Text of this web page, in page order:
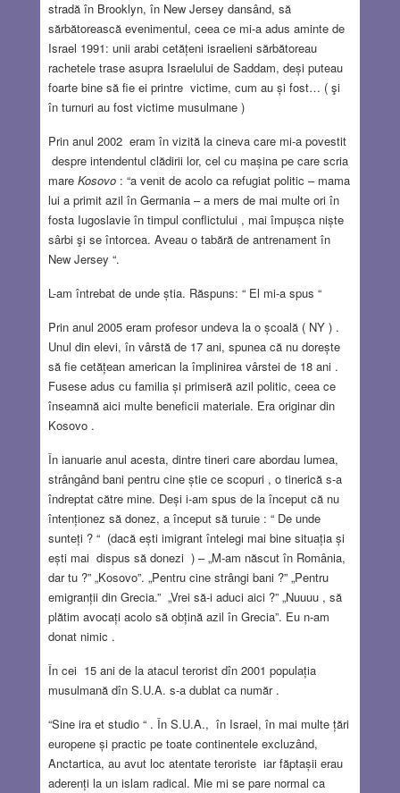
stradă în Brooklyn, în New Jersey dansând, să
sărbătorească evenimentul, ceea ce mi-a adus aminte de
Israel 1991: unii arabi cetățeni israelieni sărbătoreau
rachetele trase asupra Israelului de Saddam, deși puteau
foarte bine să fie ei printre victime, cum au și fost… ( şi
în turnuri au fost victime musulmane )
Prin anul 2002 eram în vizită la cineva care mi-a povestit
despre intendentul clădirii lor, cel cu mașina pe care scria
mare Kosovo: “a venit de acolo ca refugiat politic – mama
lui a primit azil în Germania – a mers de mai multe ori în
fosta Iugoslavie în timpul conflictului , mai împușca niște
sârbi şi se întorcea. Aveau o tabără de antrenament în
New Jersey “.
L-am întrebat de unde știa. Răspuns: “ El mi-a spus “
Prin anul 2005 eram profesor undeva la o școală ( NY ) .
Unul din elevi, în vârstă de 17 ani, spunea că nu dorește
să fie cetățean american la împlinirea vârstei de 18 ani .
Fusese adus cu familia și primiseră azil politic, ceea ce
înseamnă aici multe beneficii materiale. Era originar din
Kosovo .
În ianuarie anul acesta, dintre tineri care abordau lumea,
strângând bani pentru cine știe ce scopuri , o tinerică s-a
îndreptat către mine. Deși i-am spus de la început că nu
întenționez să donez, a început să turuie : “ De unde
sunteți ? “ (dacă ești imigrant întelegi mai bine situația și
ești mai dispus să donezi ) – „M-am născut în România,
dar tu ?” „Kosovo”. „Pentru cine strângi bani ?” „Pentru
emigranții din Grecia.” „Vrei să-i aduci aici ?” „Nuuuu , să
plătim avocați acolo să obțină azil în Grecia”. Eu n-am
donat nimic .
În cei 15 ani de la atacul terorist dîn 2001 populația
musulmană dîn S.U.A. s-a dublat ca număr .
“Sine ira et studio “ . În S.U.A., în Israel, în mai multe țări
europene și practic pe toate continentele excluzând,
Anctartica, au avut loc atentate teroriste iar făptașii erau
aderenți la un islam radical. Mie mi se pare normal ca